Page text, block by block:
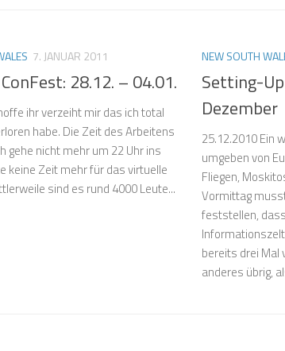
7. JANUAR 2011
28.12. – 04.01.
ihr verzeiht mir das ich total
habe. Die Zeit des Arbeitens
gehe nicht mehr um 22 Uhr ins
keine Zeit mehr für das virtuelle
sind es rund 4000 Leute...
NEW SOUTH
Setting-
Dezember
25.12.2010 Ein
umgeben von
Fliegen,
Vormittag
feststellen,
bereits drei Mal
anderes übrig,